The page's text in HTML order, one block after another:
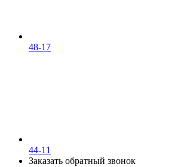
48-17
44-11
Заказать обратный звонок